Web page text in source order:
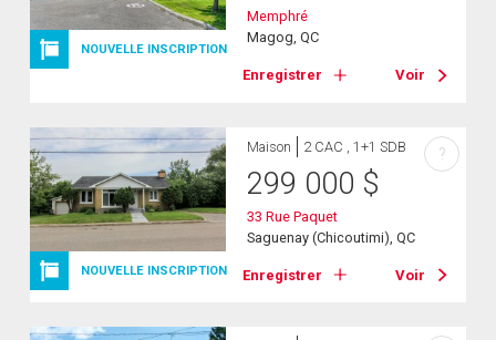
NOUVELLE INSCRIPTION
Memphré
Magog, QC
Enregistrer Voir
NOUVELLE INSCRIPTION
Maison 2 CAC , 1+1 SDB
299 000 $
33 Rue Paquet
Saguenay (Chicoutimi), QC
Enregistrer Voir
?